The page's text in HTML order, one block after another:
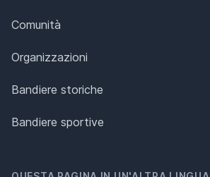
Comunità
Organizzazioni
Bandiere storiche
Bandiere sportive